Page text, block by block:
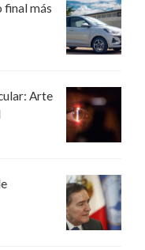
final más
Arte